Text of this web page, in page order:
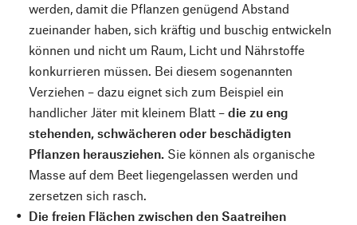
werden, damit die Pflanzen genügend Abstand
zueinander haben, sich kräftig und buschig entwickeln
können und nicht um Raum, Licht und Nährstoffe
konkurrieren müssen. Bei diesem sogenannten
Verziehen – dazu eignet sich zum Beispiel ein
handlicher Jäter mit kleinem Blatt – die zu eng
stehenden, schwächeren oder beschädigten
Pflanzen herausziehen. Sie können als organische
Masse auf dem Beet liegengelassen werden und
zersetzen sich rasch.
Die freien Flächen zwischen den Saatreihen